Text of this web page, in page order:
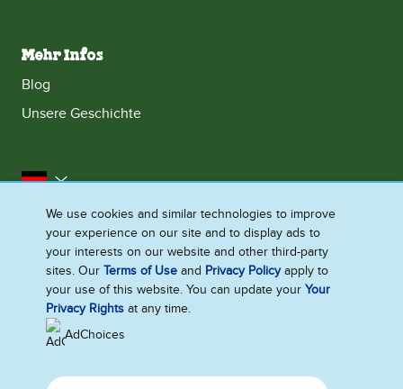
Mehr Infos
Blog
Unsere Geschichte
Deutschland
Impressum
Datenschutzhinweis
Rechtliches
Cookie-Informationen
Barrierefreiheit
Kontakt
Cookie-Einstellungen
We use cookies and similar technologies to improve
your experience on our site and to display ads to
your interests on our website and other third-party
sites. OurTerms of Use and Privacy Policyapply to
your use of this website. You can update yourYour
Privacy Rights at any time.
AdChoices